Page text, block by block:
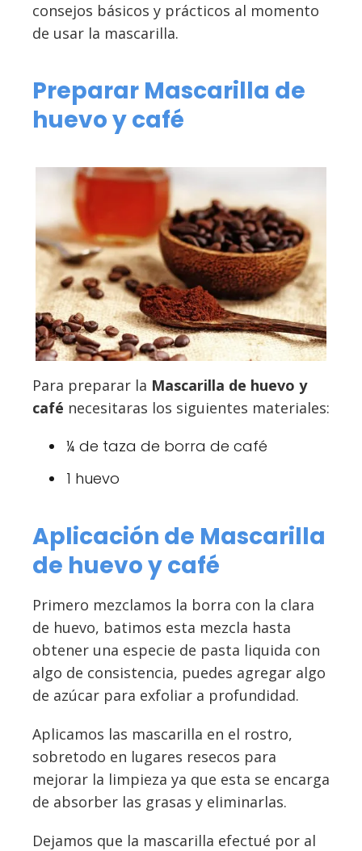
consejos básicos y prácticos al momento
de usar la mascarilla.
Preparar Mascarilla de
huevo y café
Para preparar la Mascarilla de huevo y
café necesitaras los siguientes materiales:
¼ de taza de borra de café
1 huevo
Aplicación de Mascarilla
de huevo y café
Primero mezclamos la borra con la clara
de huevo, batimos esta mezcla hasta
obtener una especie de pasta liquida con
algo de consistencia, puedes agregar algo
de azúcar para exfoliar a profundidad.
Aplicamos las mascarilla en el rostro,
sobretodo en lugares resecos para
mejorar la limpieza ya que esta se encarga
de absorber las grasas y eliminarlas.
Dejamos que la mascarilla efectué por al